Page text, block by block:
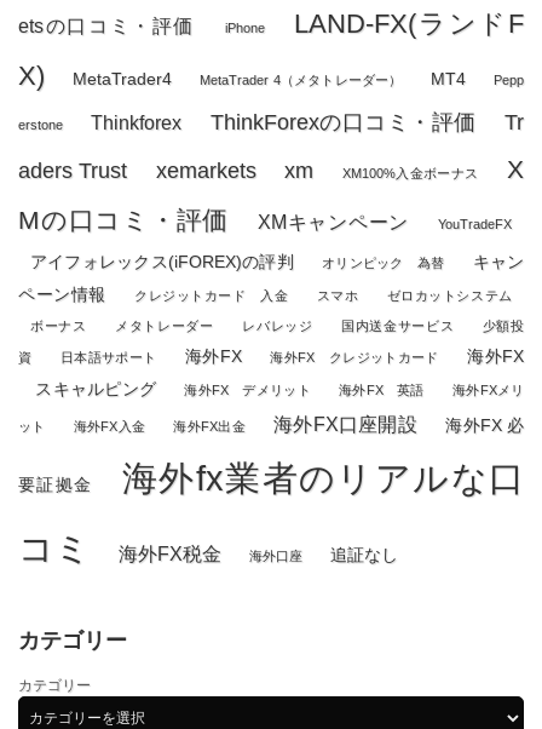
etsの口コミ・評価 iPhone
LAND-FX(ランドF
X)
MetaTrader4 MetaTrader 4（メタトレーダー） MT4 Pepp
erstone Thinkforex ThinkForexの口コミ・評価
Tr
aders Trust
xemarkets xm XM100%入金ボーナス
X
Mの口コミ・評価
XMキャンペーン YouTradeFX
アイフォレックス(iFOREX)の評判 オリンピック 為替
キャン
ペーン情報
クレジットカード 入金 スマホ ゼロカットシステム
ボーナス メタトレーダー レバレッジ 国内送金サービス 少額投
資 日本語サポート 海外FX 海外FX クレジットカード
海外FX
スキャルピング
海外FX デメリット 海外FX 英語 海外FXメリ
ット 海外FX入金 海外FX出金 海外FX口座開設 海外FX 必
要証拠金
海外fx業者のリアルな口
コミ
海外FX税金 海外口座 追証なし
カテゴリー
カテゴリー